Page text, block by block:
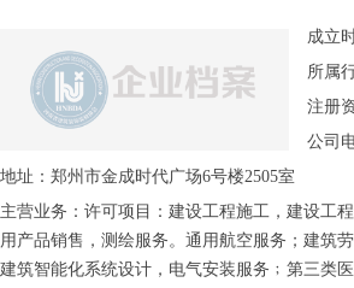
成立
所属
注册
公司
地址：郑州市金成时代广场6号楼2505室
主营业务：许可项目：建设工程施工，建设工
用产品销售，测绘服务。通用航空服务；建筑
建筑智能化系统设计，电气安装服务﹔第三类